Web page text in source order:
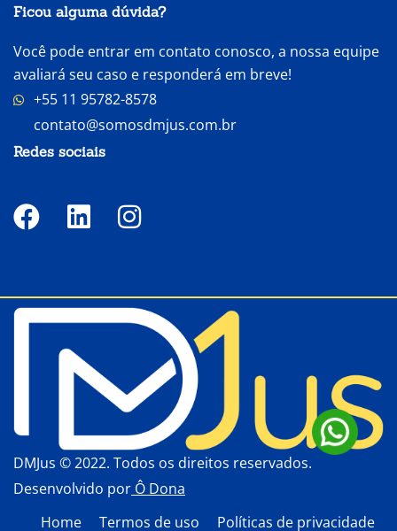
Ficou alguma dúvida?
Você pode entrar em contato conosco, a nossa equipe
avaliará seu caso e responderá em breve!
+55 11 95782-8578
contato@somosdmjus.com.br
Redes sociais
DMJus © 2022. Todos os direitos reservados.
Desenvolvido por Ô Dona
Home
Termos de uso Políticas de privacidade